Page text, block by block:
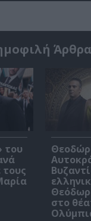
Άρθρα
του
στο